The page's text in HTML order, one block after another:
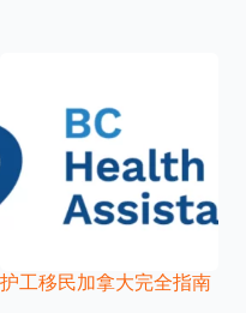
护工移民加拿大完全指南